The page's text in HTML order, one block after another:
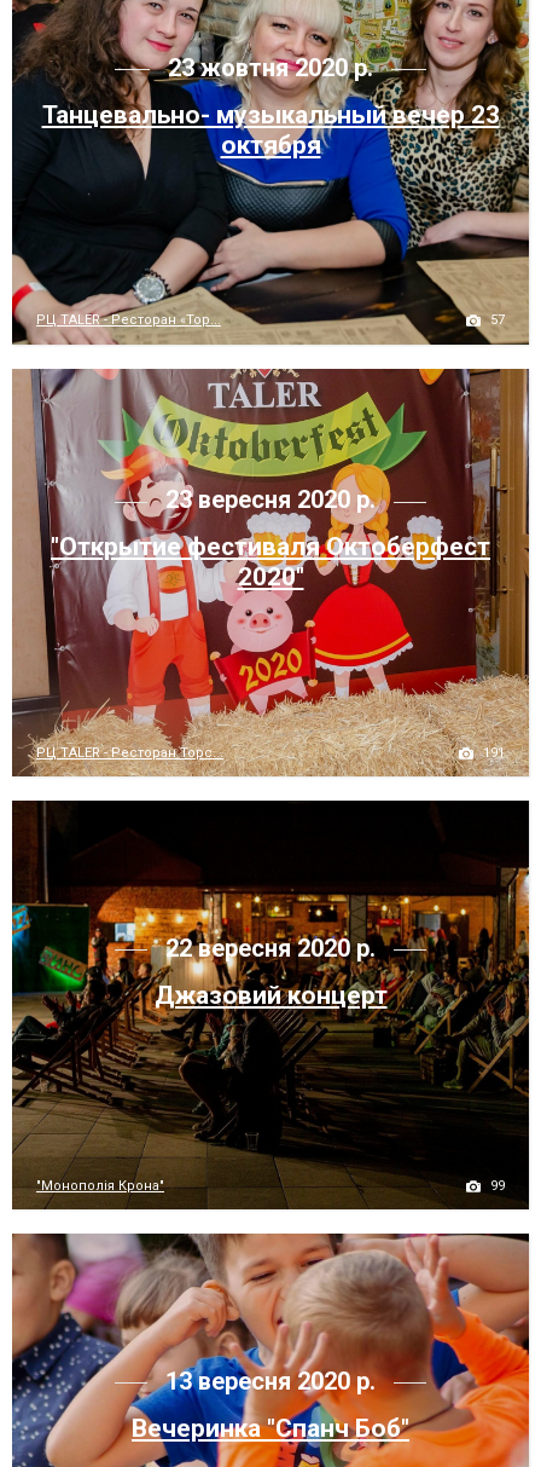
23 жовтня 2020 р.
Танцевально- музыкальный вечер 23
октября
РЦ TALER - Ресторан «Тор... 57
23 вересня 2020 р.
"Открытие фестиваля Октоберфест
2020"
РЦ TALER - Ресторан Торс... 191
22 вересня 2020 р.
Джазовий концерт
"Монополія Крона" 99
13 вересня 2020 р.
Вечеринка "Спанч Боб"